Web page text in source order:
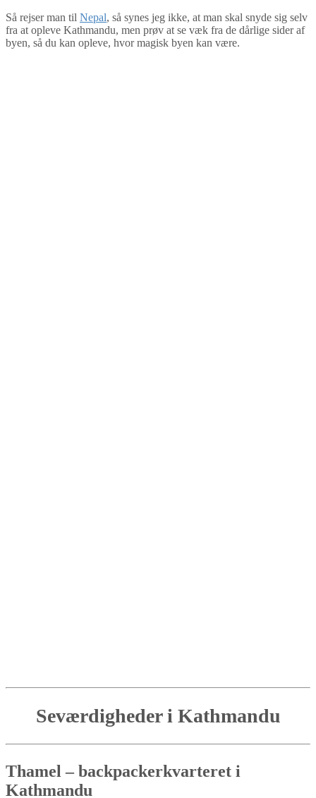
Så rejser man til Nepal, så synes jeg ikke, at man skal snyde sig selv
fra at opleve Kathmandu, men prøv at se væk fra de dårlige sider af
byen, så du kan opleve, hvor magisk byen kan være.
Seværdigheder i Kathmandu
Thamel – backpackerkvarteret i
Kathmandu